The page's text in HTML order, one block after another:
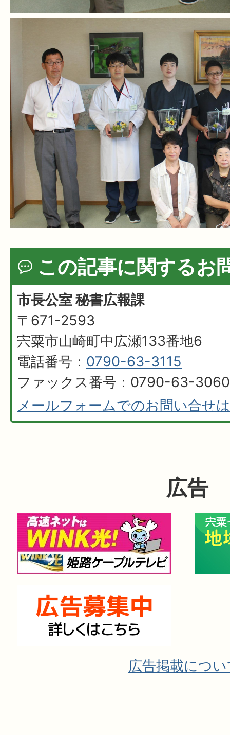
この記事に関するお
市長公室 秘書広報課
〒671-2593
宍粟市山崎町中広瀬133番地6
電話番号： 0790-63-3115
ファックス番号：0790-63-3060
メールフォームでのお問い合せ
広告
広告掲載につ